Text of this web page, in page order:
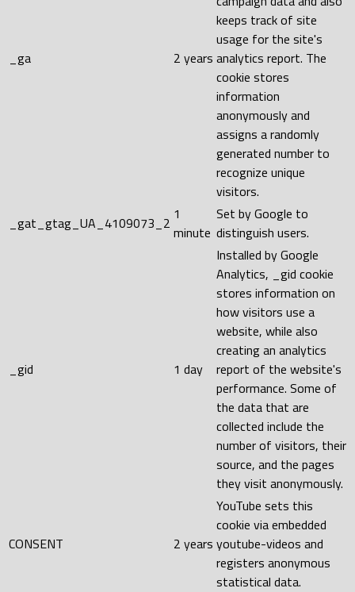
_ga 2 years
keeps track of site
usage for the site's
analytics report. The
cookie stores
information
anonymously and
assigns a randomly
generated number to
recognize unique
visitors.
_gat_gtag_UA_4109073_2 1
minute
Set by Google to
distinguish users.
_gid 1 day
Installed by Google
Analytics, _gid cookie
stores information on
how visitors use a
website, while also
creating an analytics
report of the website's
performance. Some of
the data that are
collected include the
number of visitors, their
source, and the pages
they visit anonymously.
CONSENT 2 years
YouTube sets this
cookie via embedded
youtube-videos and
registers anonymous
statistical data.